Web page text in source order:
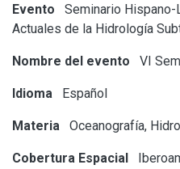
Evento
Seminario
Actuales de la Hidrología
Nombre del evento VI
Idioma Español
Materia Oceanografía,
Cobertura Espacial